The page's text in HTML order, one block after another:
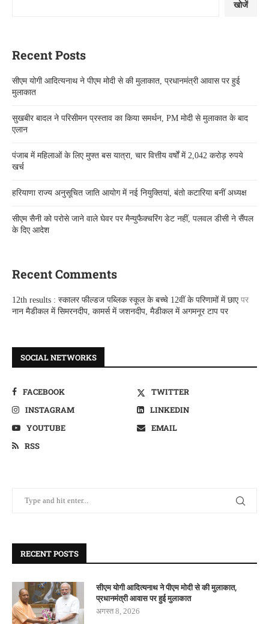
खोजें
Recent Posts
सीएम योगी आदित्यनाथ ने पीएम मोदी से की मुलाकात, प्रधानमंत्री आवास पर हुई
मुलाकात
सुखबीर बादल ने परिसीमन प्रस्ताव का किया समर्थन, PM मोदी से मुलाकात के बाद
एलान
पंजाब में महिलाओं के लिए मुफ्त बस यात्रा, चार वित्तीय वर्षों में 2,042 करोड़ रुपये
खर्च
हरियाणा राज्य अनुसूचित जाति आयोग में नई नियुक्तियां, बंतो कटारिया बनीं अध्यक्ष
सीएम सैनी को परोसे जाने वाले घेवर पर मैन्युफैक्चरिंग डेट नहीं, पलवल डीसी ने सैंपल
के दिए आदेश
Recent Comments
12th results : स्कालर फील्डज पब्लिक स्कूल के बच्चे 12वीं के परिणामों में छाएपर
नान मैडीकल में सिमरनदीप, कामर्स में जशनदीप, मैडीकल में अगमनूर टाप पर
SOCIAL NETWORKS
FACEBOOK
TWITTER
INSTAGRAM
LINKEDIN
YOUTUBE
EMAIL
RSS
RECENT POSTS
सीएम योगी आदित्यनाथ ने पीएम मोदी से की मुलाकात,
प्रधानमंत्री आवास पर हुई मुलाकात
अगस्त 8, 2026